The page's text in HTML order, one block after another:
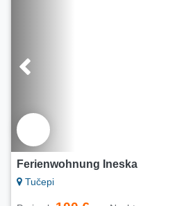
Ferienwohnung Ineska
Tučepi